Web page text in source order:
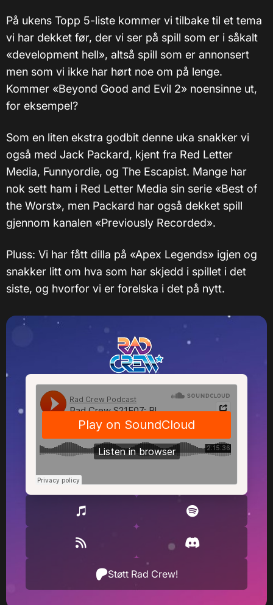
På ukens Topp 5-liste kommer vi tilbake til et tema
vi har dekket før, der vi ser på spill som er i såkalt
«development hell», altså spill som er annonsert
men som vi ikke har hørt noe om på lenge.
Kommer «Beyond Good and Evil 2» noensinne ut,
for eksempel?
Som en liten ekstra godbit denne uka snakker vi
også med Jack Packard, kjent fra Red Letter
Media, Funnyordie, og The Escapist. Mange har
nok sett ham i Red Letter Media sin serie «Best of
the Worst», men Packard har også dekket spill
gjennom kanalen «Previously Recorded».
Pluss: Vi har fått dilla på «Apex Legends» igjen og
snakker litt om hva som har skjedd i spillet i det
siste, og hvorfor vi er forelska i det på nytt.
Støtt Rad Crew!